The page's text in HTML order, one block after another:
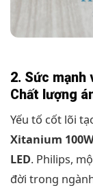
2. Sức mạnh
Chất lượng
Yếu tố cốt lõi
Xitanium
LED. Philips,
đời trong